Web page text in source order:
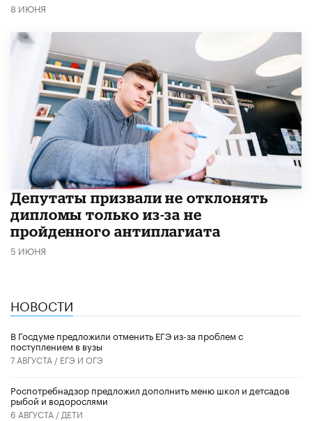
8 ИЮНЯ
Депутаты призвали не отклонять
дипломы только из-за не
пройденного антиплагиата
5 ИЮНЯ
НОВОСТИ
В Госдуме предложили отменить ЕГЭ из-за проблем с
поступлением в вузы
7 АВГУСТА / ЕГЭ И ОГЭ
Роспотребнадзор предложил дополнить меню школ и детсадов
рыбой и водорослями
6 АВГУСТА / ДЕТИ